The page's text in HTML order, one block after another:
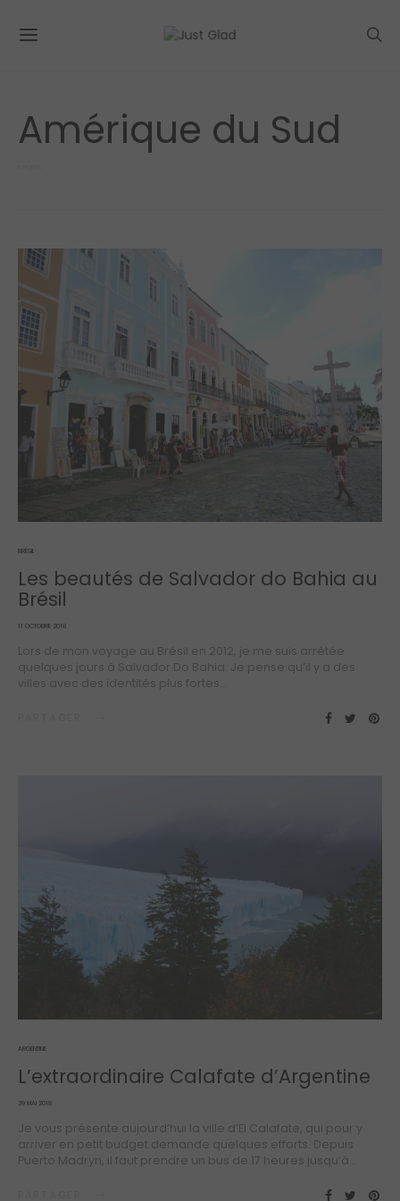
Amérique du Sud
BRÉSIL
Les beautés de Salvador do Bahia au
Brésil
POSTED
11 OCTOBRE 2018
Lors de mon voyage au Brésil en 2012, je me suis arrêtée
quelques jours à Salvador Do Bahia. Je pense qu’il y a des
villes avec des identités plus fortes…
ARGENTINE
L’extraordinaire Calafate d’Argentine
POSTED
29 MAI 2018
Je vous présente aujourd’hui la ville d’El Calafate, qui pour y
arriver en petit budget demande quelques efforts. Depuis
Puerto Madryn, il faut prendre un bus de 17 heures jusqu’à…